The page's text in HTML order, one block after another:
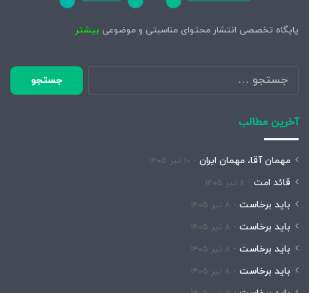
پایگاه تخصصی انتشار محتوای مناسبتی و موضوعی بیشتر
جستجو
برای:
آخرین مطالب
مهمان آقا، مهمان ایران ۱۰ تیر ۱۴۰۵
قائد امت ۸ تیر ۱۴۰۵
باید برخاست ۸ تیر ۱۴۰۵
باید برخاست ۸ تیر ۱۴۰۵
باید برخاست ۸ تیر ۱۴۰۵
باید برخاست ۸ تیر ۱۴۰۵